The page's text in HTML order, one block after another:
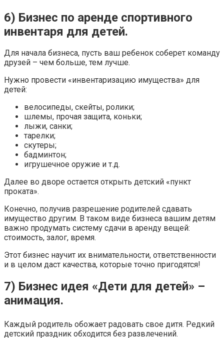
6) Бизнес по аренде спортивного
инвентаря для детей.
Для начала бизнеса, пусть ваш ребенок соберет команду
друзей – чем больше, тем лучше.
Нужно провести «инвентаризацию имущества» для
детей:
велосипеды, скейты, ролики;
шлемы, прочая защита, коньки;
лыжи, санки;
тарелки;
скутеры;
бадминтон;
игрушечное оружие и т.д.
Далее во дворе остается открыть детский «пункт
проката».
Конечно, получив разрешение родителей сдавать
имущество другим. В таком виде бизнеса вашим детям
важно продумать систему сдачи в аренду вещей:
стоимость, залог, время.
Этот бизнес научит их внимательности, ответственности
и в целом даст качества, которые точно пригодятся!
7) Бизнес идея «Дети для детей» –
анимация.
Каждый родитель обожает радовать свое дитя. Редкий
детский праздник обходится без развлечений.